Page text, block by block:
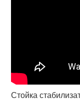
Стойка